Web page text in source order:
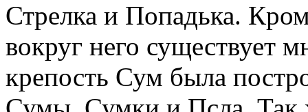
Стрелка и Попадька.
вокруг него существует
крепость Сум была